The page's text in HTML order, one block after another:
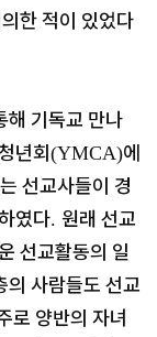
한 적이 있었다
해 기독교 만나
년회(YMCA)에
선교사들이 경
였다. 원래 선교
선교활동의 일
의 사람들도 선교
로 양반의 자녀